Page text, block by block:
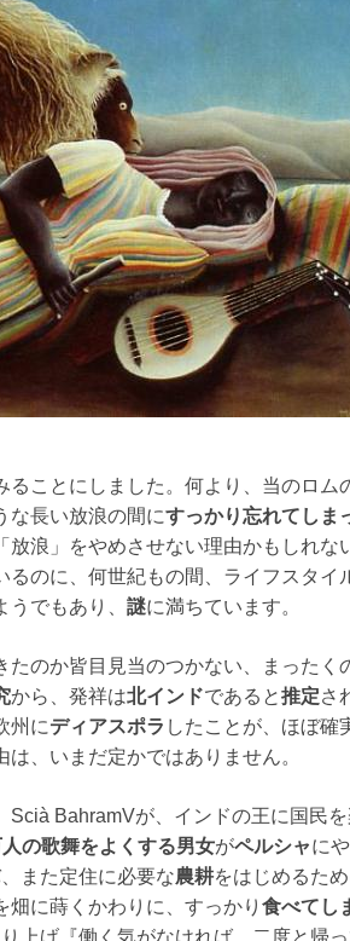
ことにしました。何より、当のロム
な長い放浪の間にすっかり忘れてしま
浪」をやめさせない理由かもしれな
のに、何世紀もの間、ライフスタイ
でもあり、 謎に満ちています。
のか皆目見当のつかない、まったく
から、発祥は北インドであると推定さ
州にディアスポラ したことが、ほぼ確
、いまだ定かではありません。
BahramVが、インドの王に国民
の歌舞をよくする男女がペルシャに
また定住に必要な農耕をはじめるた
に蒔くかわりに、すっかり 食べてし
上げ『働く気がなければ、二度と帰っ